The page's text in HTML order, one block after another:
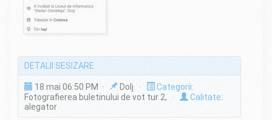
DETALII SESIZARE
18 mai 06:50 PM · Dolj ·
Categorii:
Fotografierea buletinului de vot tur 2,
·
Calitate:
alegator